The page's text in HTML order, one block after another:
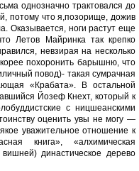
однозначно трактовался до
потому что я,позорище, дожив
Оказывается, ноги растут еще
Летов Майринка так крепко
невзирая на несколько
похоронить барышню, что
повод)- такая сумрачная
«Крабата». В остальной
Йозеф Кнехт, который к
с ницшеанскими
оценить увы не могу —
уважительное отношение к
книга», «алхимическая
династическое дерево